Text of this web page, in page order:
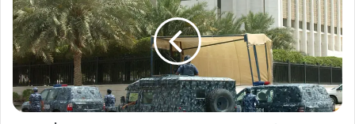
تتحرك
لملاحقة
صاحبة
فيديو
"لا
تشرفني
جنة